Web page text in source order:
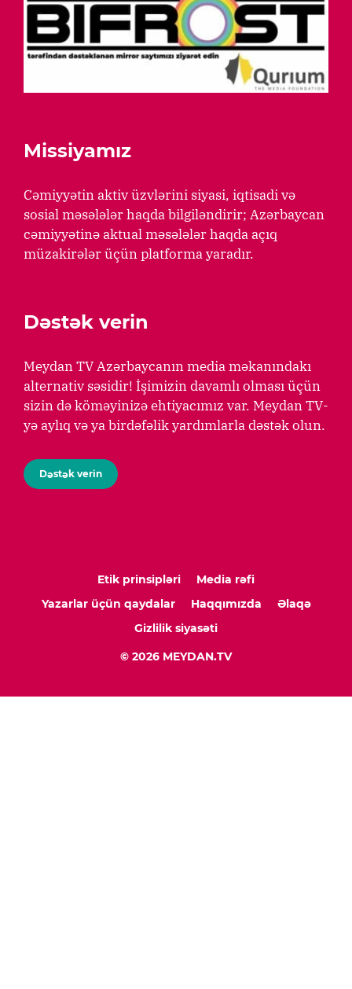
Missiyamız
Cəmiyyətin aktiv üzvlərini siyasi, iqtisadi və
sosial məsələlər haqda bilgiləndirir; Azərbaycan
cəmiyyətinə aktual məsələlər haqda açıq
müzakirələr üçün platforma yaradır.
Dəstək verin
Meydan TV Azərbaycanın media məkanındakı
alternativ səsidir! İşimizin davamlı olması üçün
sizin də köməyinizə ehtiyacımız var. Meydan TV-
yə aylıq və ya birdəfəlik yardımlarla dəstək olun.
Dəstək verin
Etik prinsipləri
Media rəfi
Yazarlar üçün qaydalar
Haqqımızda
Əlaqə
Gizlilik siyasəti
© 2026 MEYDAN.TV